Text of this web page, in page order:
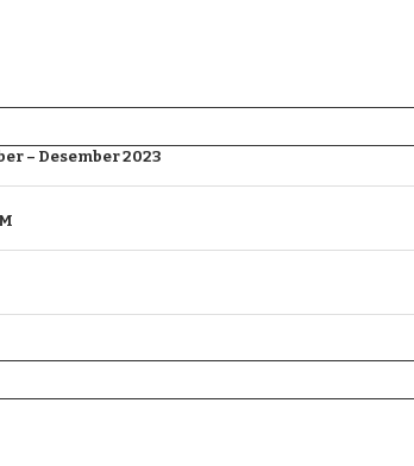
– Desember 2023